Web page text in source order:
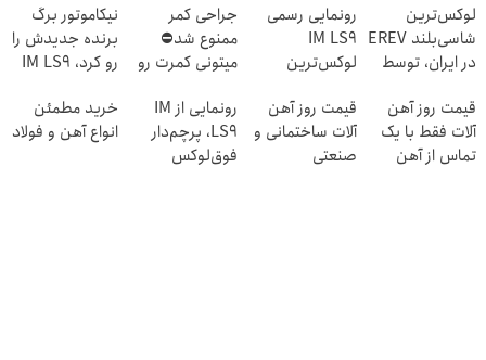
لوکس‌ترین
شاسی‌بلند EREV
در ایران، توسط
رونمایی شد!
رونمایی رسمی
IM LS9
لوکس‌ترین
جراحی کمر
ممنوع شد⛔
میتونی کمرت رو
کنی! 👈🏻
پرسش‌نامه
نیکاموتور برگ
برنده جدیدش را
رو کرد، IM LS9
ایران شد
قیمت روز آهن
آلات فقط با یک
تماس از آهن
قیمت روز آهن
آلات ساختمانی و
صنعتی
رونمایی از IM
LS9، پرچم‌دار
فوق‌لوکس
خرید مطمئن
انواع آهن و فولاد